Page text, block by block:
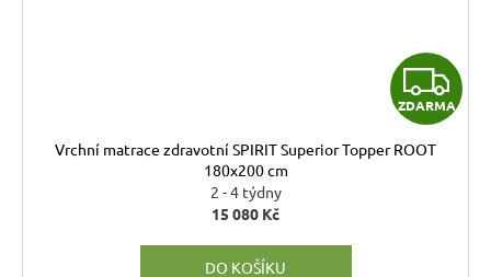
Z
D
ZDARMA
Vrchní matrace zdravotní SPIRIT Superior Topper ROOT
180x200 cm
2 - 4 týdny
15 080 Kč
DO KOŠÍKU